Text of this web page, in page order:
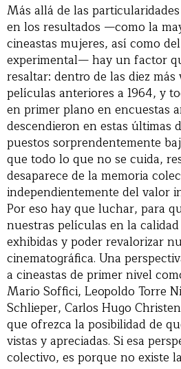
Más allá de las
en los resultados —como la
cineastas mujeres, así como
experimental— hay un factor
resaltar: dentro de las diez
películas anteriores a 1964, y
en primer plano en encuestas
descendieron en estas últimas
puestos sorprendentemente
que todo lo que no se cuida,
desaparece de la memoria
independientemente del valor
Por eso hay que luchar, para
nuestras películas en la
exhibidas y poder revalorizar
cinematográfica. Una
a cineastas de primer nivel
Mario Soffici, Leopoldo Torre
Schlieper, Carlos Hugo
que ofrezca la posibilidad de
vistas y apreciadas. Si esa
colectivo, es porque no existe